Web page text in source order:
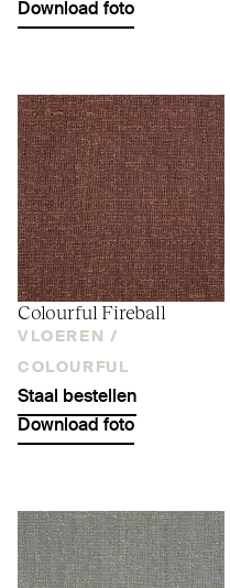
Download foto
Colourful Fireball
VLOEREN /
COLOURFUL
Staal bestellen
Download foto